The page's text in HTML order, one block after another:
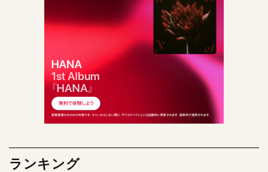
ランキング